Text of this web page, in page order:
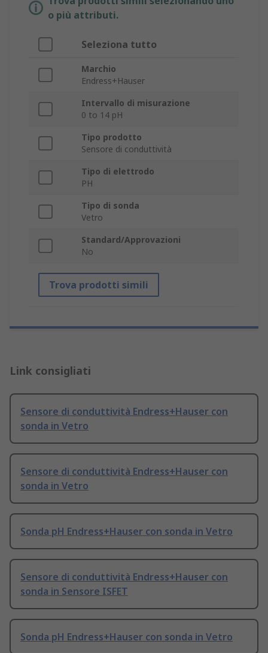
o più attributi.
Seleziona tutto
Marchio
Endress+Hauser
Intervallo di misurazione
0 to 14 pH
Tipo prodotto
Sensore di conduttività
Tipo di elettrodo
PH
Tipo di sonda
Vetro
Standard/Approvazioni
No
Trova prodotti simili
Link consigliati
Sensore di conduttività Endress+Hauser con
sonda in Vetro
Sensore di conduttività Endress+Hauser con
sonda in Vetro
Sonda pH Endress+Hauser con sonda in Vetro
Sensore di conduttività Endress+Hauser con
sonda in Sensore ISFET
Sonda pH Endress+Hauser con sonda in Vetro